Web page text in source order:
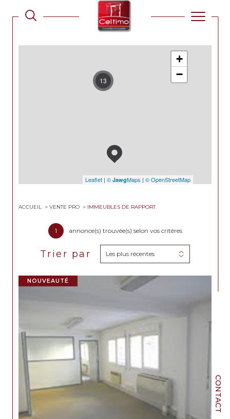
CONTACT
13
+
−
Leaflet | © JawgMaps | © OpenStreetMap
ACCUEIL VENTE PRO IMMEUBLES DE RAPPORT
1 annonce(s) trouvée(s) selon vos critères
Trier par Les plus récentes
NOUVEAUTÉ